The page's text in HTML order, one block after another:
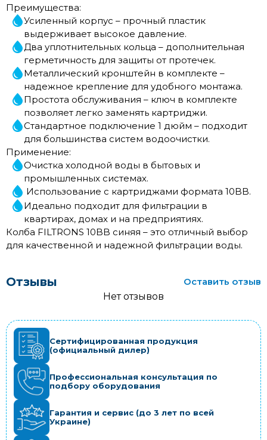
Преимущества:
Усиленный корпус – прочный пластик
выдерживает высокое давление.
Два уплотнительных кольца – дополнительная
герметичность для защиты от протечек.
Металлический кронштейн в комплекте –
надежное крепление для удобного монтажа.
Простота обслуживания – ключ в комплекте
позволяет легко заменять картриджи.
Стандартное подключение 1 дюйм – подходит
для большинства систем водоочистки.
Применение:
Очистка холодной воды в бытовых и
промышленных системах.
Использование с картриджами формата 10BB.
Идеально подходит для фильтрации в
квартирах, домах и на предприятиях.
Колба FILTRONS 10BB синяя – это отличный выбор
для качественной и надежной фильтрации воды.
Отзывы
Оставить отзыв
Нет отзывов
Сертифицированная продукция
(официальный дилер)
Профессиональная консультация по
подбору оборудования
Гарантия и сервис (до 3 лет по всей
Украине)